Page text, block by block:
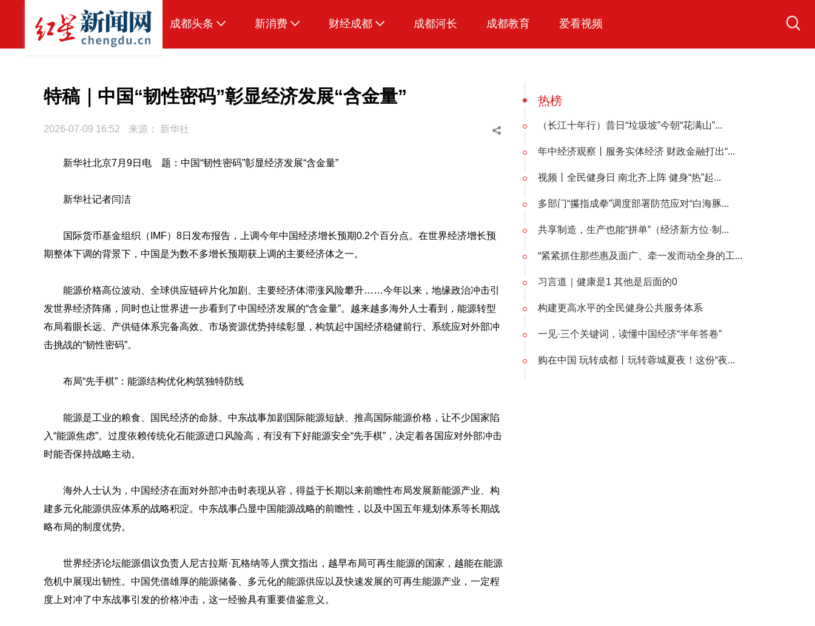
成都头条
本地
热点专题
新消费 财经成都 成都河长 成都教育 爱看视频
特稿｜中国“韧性密码”彰显经济发展“含金量”
2026-07-09 16:52 来源： 新华社
新华社北京7月9日电 题：中国“韧性密码”彰显经济发展“含金量”
新华社记者闫洁
国际货币基金组织（IMF）8日发布报告，上调今年中国经济增长预期0.2个百分点。在世界经济增长预
期整体下调的背景下，中国是为数不多增长预期获上调的主要经济体之一。
能源价格高位波动、全球供应链碎片化加剧、主要经济体滞涨风险攀升……今年以来，地缘政治冲击引
发世界经济阵痛，同时也让世界进一步看到了中国经济发展的“含金量”。越来越多海外人士看到，能源转型
布局着眼长远、产供链体系完备高效、市场资源优势持续彰显，构筑起中国经济稳健前行、系统应对外部冲
击挑战的“韧性密码”。
布局“先手棋”：能源结构优化构筑独特防线
能源是工业的粮食、国民经济的命脉。中东战事加剧国际能源短缺、推高国际能源价格，让不少国家陷
入“能源焦虑”。过度依赖传统化石能源进口风险高，有没有下好能源安全“先手棋”，决定着各国应对外部冲击
时能否保持战略主动。
海外人士认为，中国经济在面对外部冲击时表现从容，得益于长期以来前瞻性布局发展新能源产业、构
建多元化能源供应体系的战略积淀。中东战事凸显中国能源战略的前瞻性，以及中国五年规划体系等长期战
略布局的制度优势。
世界经济论坛能源倡议负责人尼古拉斯·瓦格纳等人撰文指出，越早布局可再生能源的国家，越能在能源
危机中展现出韧性。中国凭借雄厚的能源储备、多元化的能源供应以及快速发展的可再生能源产业，一定程
度上对冲了中东战事引发的价格冲击，这一经验具有重要借鉴意义。
热榜
（长江十年行）昔日“垃圾坡”今朝“花满山”...
年中经济观察丨服务实体经济 财政金融打出“...
视频丨全民健身日 南北齐上阵 健身“热”起...
多部门“攥指成拳”调度部署防范应对“白海豚...
共享制造，生产也能“拼单”（经济新方位·制...
“紧紧抓住那些惠及面广、牵一发而动全身的工...
习言道｜健康是1 其他是后面的0
构建更高水平的全民健身公共服务体系
一见·三个关键词，读懂中国经济“半年答卷”
购在中国 玩转成都丨玩转蓉城夏夜！这份“夜...